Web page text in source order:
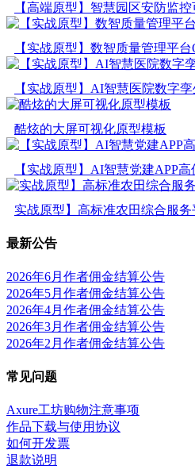
【高端原型】智慧园区安防监
【实战原型】数智质量管理平
【实战原型】AI智慧医院数字
酷炫的大屏可视化原型模板
【实战原型】AI智慧党建APP
实战原型】高标准农田综合服务
最新公告
2026年6月作者佣金结算公告
2026年5月作者佣金结算公告
2026年4月作者佣金结算公告
2026年3月作者佣金结算公告
2026年2月作者佣金结算公告
常见问题
Axure工坊购物注意事项
作品下载与使用协议
如何开发票
退款说明